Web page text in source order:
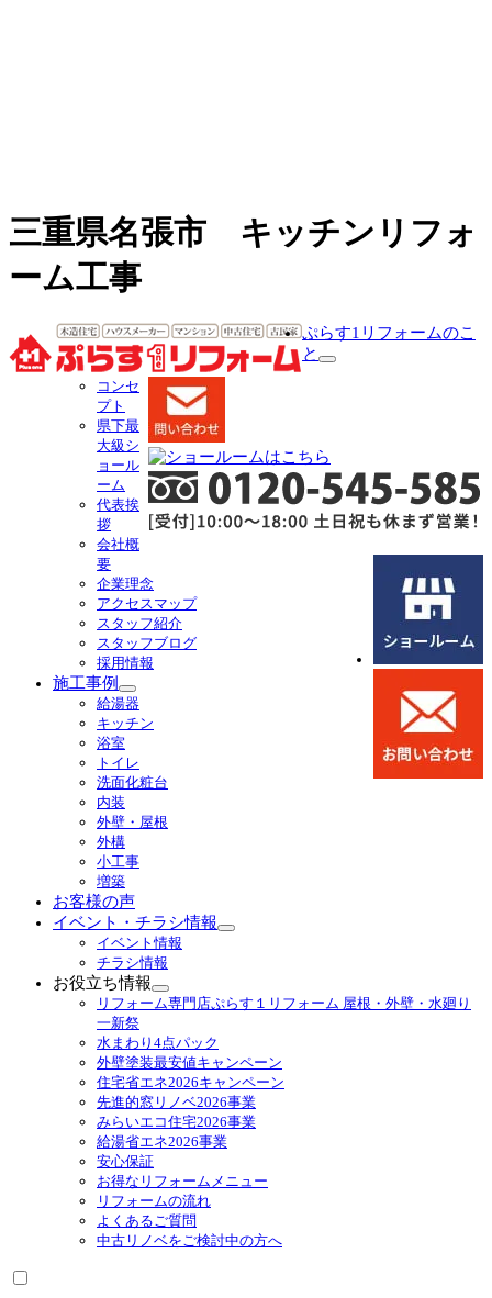
三重県名張市 キッチンリフォ
ーム工事
ぷらす1リフォームのこ
と
サ
ー
を
展
開
コンセ
プト
県下最
大級シ
ョール
ーム
代表挨
拶
会社概
要
企業理念
アクセスマップ
スタッフ紹介
スタッフブログ
採用情報
施工事例
サ
ブ
ニ
ュ
開
給湯器
キッチン
浴室
トイレ
洗面化粧台
内装
外壁・屋根
外構
小工事
増築
お客様の声
イベント・チラシ情報
サ
ニ
ュ
を
展
開
イベント情報
チラシ情報
お役立ち情報
サ
メ
ニ
ュ
ー
を
展
リフォーム専門店ぷらす１リフォーム 屋根・外壁・水廻り
一新祭
水まわり4点パック
外壁塗装最安値キャンペーン
住宅省エネ2026キャンペーン
先進的窓リノベ2026事業
みらいエコ住宅2026事業
給湯省エネ2026事業
安心保証
お得なリフォームメニュー
リフォームの流れ
よくあるご質問
中古リノベをご検討中の方へ